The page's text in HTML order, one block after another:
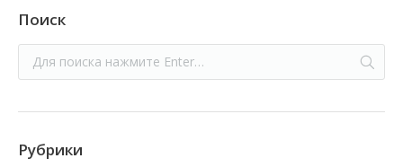
Поиск
Рубрики